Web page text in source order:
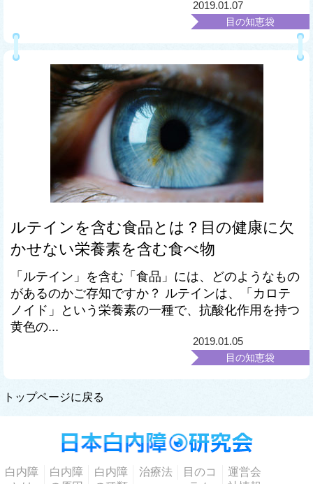
2019.01.07
目の知恵袋
ルテインを含む食品とは？目の健康に欠
かせない栄養素を含む食べ物
「ルテイン」を含む「食品」には、どのようなもの
があるのかご存知ですか？ ルテインは、「カロテ
ノイド」という栄養素の一種で、抗酸化作用を持つ
黄色の...
2019.01.05
目の知恵袋
トップページに戻る
白内障
白内障
白内障
治療法
目のコ
運営会